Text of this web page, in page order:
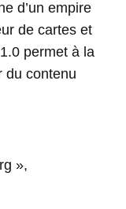
d’un empire
de cartes et
permet à la
du contenu
»,